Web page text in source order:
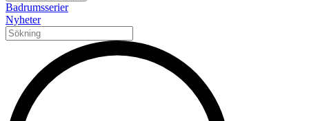
Badrumsserier
Nyheter